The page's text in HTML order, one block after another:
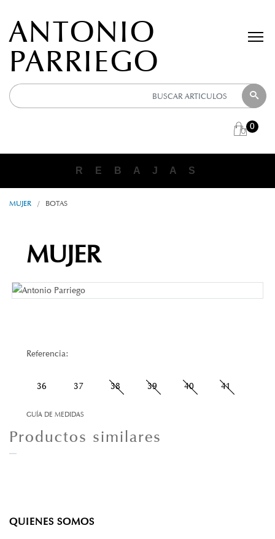
ANTONIO
PARRIEGO
0
R E B A J A S
MUJER / BOTAS
MUJER
Referencia:
36 37 38 39 40 41
GUÍA DE MEDIDAS
Productos similares
QUIENES SOMOS